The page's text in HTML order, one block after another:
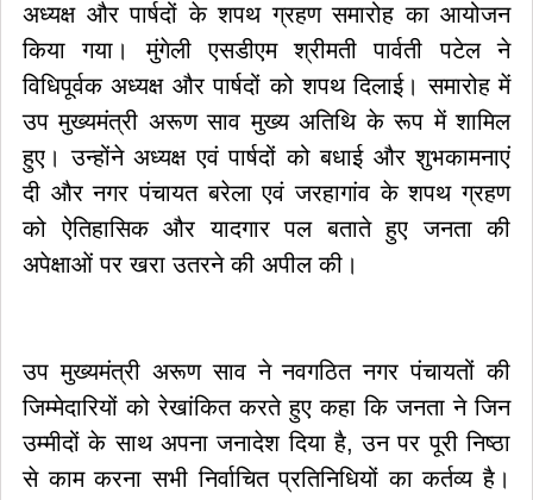
अध्यक्ष और पार्षदों के शपथ ग्रहण समारोह का आयोजन
किया गया। मुंगेली एसडीएम श्रीमती पार्वती पटेल ने
विधिपूर्वक अध्यक्ष और पार्षदों को शपथ दिलाई। समारोह में
उप मुख्यमंत्री अरूण साव मुख्य अतिथि के रूप में शामिल
हुए। उन्होंने अध्यक्ष एवं पार्षदों को बधाई और शुभकामनाएं
दी और नगर पंचायत बरेला एवं जरहागांव के शपथ ग्रहण
को ऐतिहासिक और यादगार पल बताते हुए जनता की
अपेक्षाओं पर खरा उतरने की अपील की।
उप मुख्यमंत्री अरूण साव ने नवगठित नगर पंचायतों की
जिम्मेदारियों को रेखांकित करते हुए कहा कि जनता ने जिन
उम्मीदों के साथ अपना जनादेश दिया है, उन पर पूरी निष्ठा
से काम करना सभी निर्वाचित प्रतिनिधियों का कर्तव्य है।